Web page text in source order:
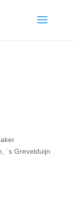
´s Grevelduijn